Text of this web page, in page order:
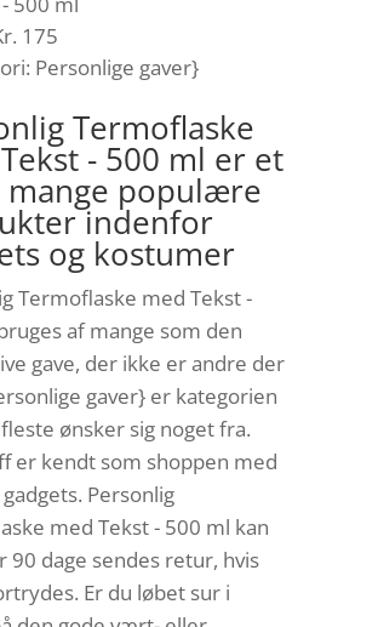
175
Personlige gaver}
Termoflaske
- 500 ml er et
mange populære
indenfor
og kostumer
Termoflaske med Tekst -
af mange som den
gave, der ikke er andre der
gaver} er kategorien
ønsker sig noget fra.
er kendt som shoppen med
Personlig
med Tekst - 500 ml kan
90 dage sendes retur, hvis
Er du løbet sur i